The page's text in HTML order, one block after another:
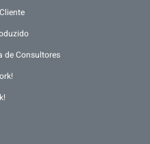
de Consultores